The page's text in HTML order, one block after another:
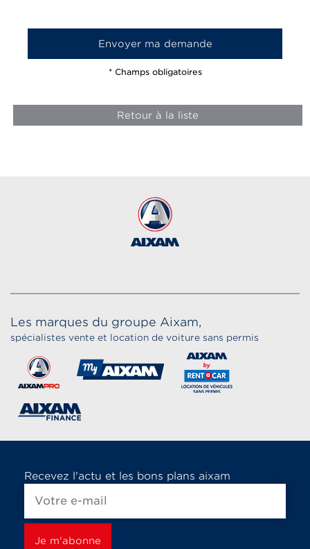
* Champs obligatoires
Retour à la liste
Les marques du groupe Aixam,
spécialistes vente et location de voiture sans permis
Recevez l'actu et les bons plans aixam